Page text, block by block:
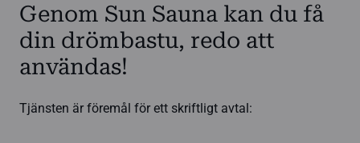
Genom Sun Sauna kan du få
din drömbastu, redo att
användas!
Tjänsten är föremål för ett skriftligt avtal: